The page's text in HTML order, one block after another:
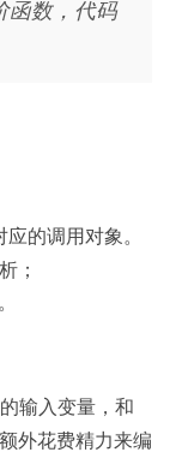
函数，代码
的调用对象。
；
输入变量，和
外花费精力来编